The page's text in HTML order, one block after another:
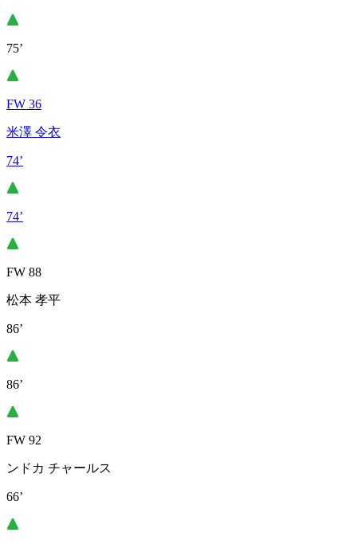
75’
FW 36
米澤 令衣
74’
74’
FW 88
松本 孝平
86’
86’
FW 92
ンドカ チャールス
66’